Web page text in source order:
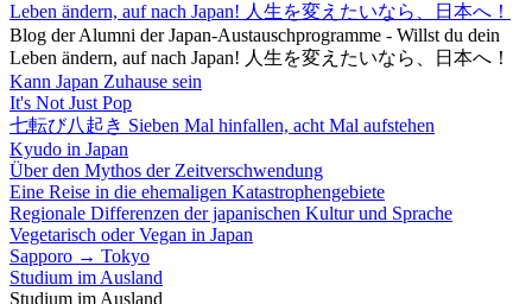
Leben ändern, auf nach Japan! 人生を変えたいなら、日本へ！
Blog der Alumni der Japan-Austauschprogramme - Willst du dein
Leben ändern, auf nach Japan! 人生を変えたいなら、日本へ！
Kann Japan Zuhause sein
It's Not Just Pop
七転び八起き Sieben Mal hinfallen, acht Mal aufstehen
Kyudo in Japan
Über den Mythos der Zeitverschwendung
Eine Reise in die ehemaligen Katastrophengebiete
Regionale Differenzen der japanischen Kultur und Sprache
Vegetarisch oder Vegan in Japan
Sapporo → Tokyo
Studium im Ausland
Studium im Ausland